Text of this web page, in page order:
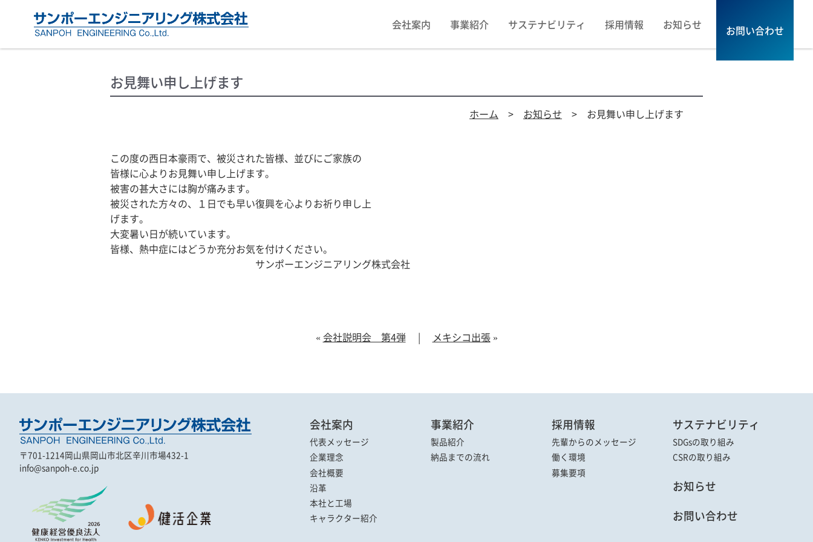
会社案内 事業紹介 サステナビリティ 採用情報 お知らせ お問い合わせ
お見舞い申し上げます
ホーム > お知らせ > お見舞い申し上げます
この度の西日本豪雨で、被災された皆様、並びにご家族の
皆様に心よりお見舞い申し上げます。
被害の甚大さには胸が痛みます。
被災された方々の、１日でも早い復興を心よりお祈り申し上
げます。
大変暑い日が続いています。
皆様、熱中症にはどうか充分お気を付けください。
サンポーエンジニアリング株式会社
« 会社説明会 第4弾 | メキシコ出張»
〒701-1214岡山県岡山市北区辛川市場432-1
info@sanpoh-e.co.jp
会社案内
代表メッセージ
企業理念
会社概要
沿革
本社と工場
キャラクター紹介
事業紹介
製品紹介
納品までの流れ
採用情報
先輩からのメッセージ
働く環境
募集要項
サステナビリティ
SDGsの取り組み
CSRの取り組み
お知らせ
お問い合わせ